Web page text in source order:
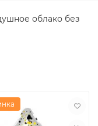
облако без